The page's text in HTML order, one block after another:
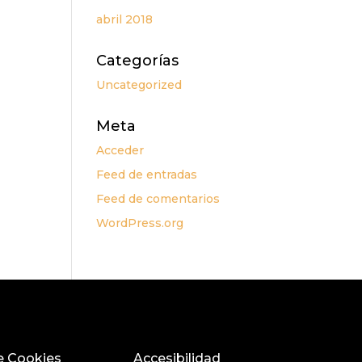
abril 2018
Categorías
Uncategorized
Meta
Acceder
Feed de entradas
Feed de comentarios
WordPress.org
Cookies Accesibilidad